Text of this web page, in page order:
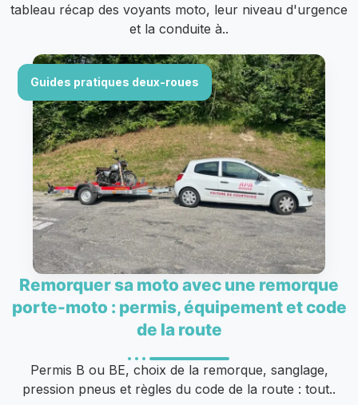
tableau récap des voyants moto, leur niveau d'urgence
et la conduite à..
Guides pratiques deux-roues
Remorquer sa moto avec une remorque
porte-moto : permis, équipement et code
de la route
Permis B ou BE, choix de la remorque, sanglage,
pression pneus et règles du code de la route : tout..